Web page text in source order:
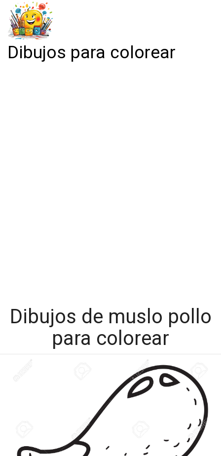
Dibujos para colorear
Dibujos de muslo pollo
para colorear